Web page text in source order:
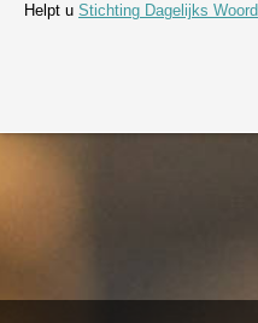
Helpt u Stichting Dagelijks Woord